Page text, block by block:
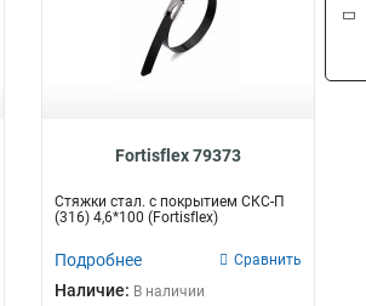
Fortisflex 79373
Стяжки стал. с покрытием СКС-П
(316) 4,6*100 (Fortisflex)
Подробнее Сравнить
Наличие: В наличии